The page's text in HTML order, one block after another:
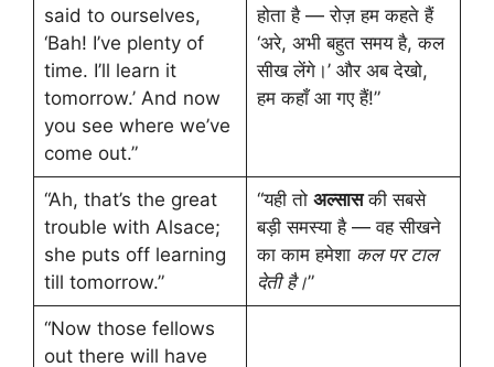
said to ourselves,
‘Bah! I’ve plenty of
time. I’ll learn it
tomorrow.’ And now
you see where we’ve
come out.”
होता है — रोज़ हम कहते हैं
‘अरे, अभी बहुत समय है, कल
सीख लेंगे।’ और अब देखो,
हम कहाँ आ गए हैं!”
“Ah, that’s the great
trouble with Alsace;
she puts off learning
till tomorrow.”
“यही तो अल्सासकी सबसे
बड़ी समस्या है — वह सीखने
का काम हमेशा कल पर टाल
देती है।”
“Now those fellows
out there will have